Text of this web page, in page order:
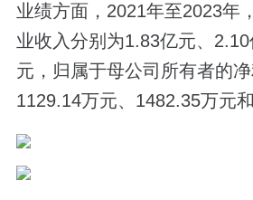
业绩方面，2021年至2023年
业收入分别为1.83亿元、
元，归属于母公司所有者的
1129.14万元、1482.35万元